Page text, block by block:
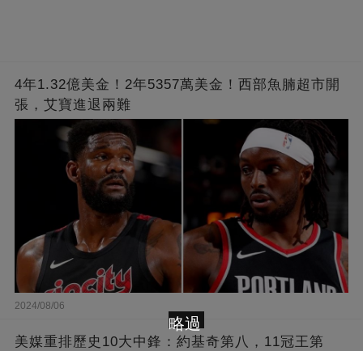
4年1.32億美金！2年5357萬美金！西部魚腩超市開
張，艾寶進退兩難
2024/08/06
美媒重排歷史10大中鋒：約基奇第八，11冠王第
略過